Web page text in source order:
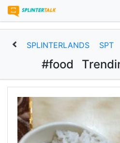
SPLINTERLANDS SPT
#food